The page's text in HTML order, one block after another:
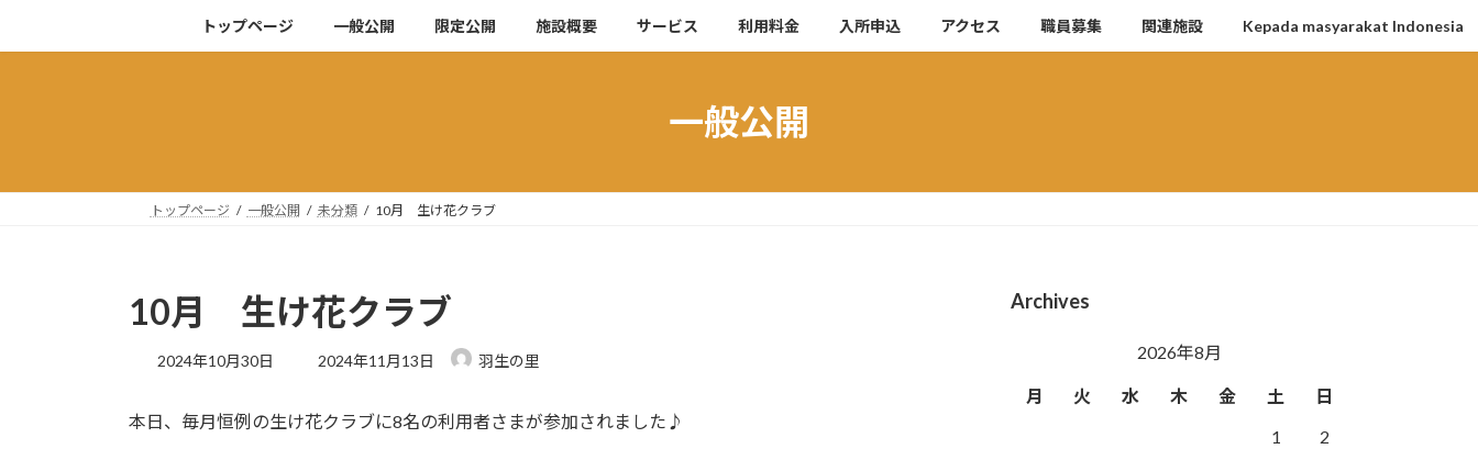
キ
に
トップページ 一般公開 限定公開 施設概要 サービス 利用料金 入所申込 アクセス 職員募集 関連施設 Kepada masyarakat Indonesia
一般公開
トップページ 一般公開 未分類 10月 生け花クラブ
10月 生け花クラブ
2024年10月30日
最
新
2024年11月13日 羽生の里
本日、毎月恒例の生け花クラブに8名の利用者さまが参加されました♪
Archives
2026年8月
月 火 水 木 金 土
日
1
2